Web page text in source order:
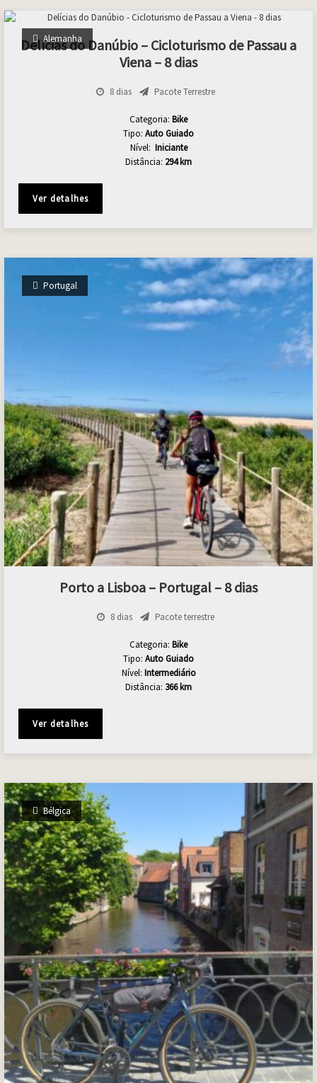
Alemanha
Delícias do Danúbio – Cicloturismo de Passau a
Viena – 8 dias
8 dias Pacote Terrestre
Categoria: Bike
Tipo: Auto Guiado
Nível: Iniciante
Distância: 294 km
Ver detalhes
Portugal
Porto a Lisboa – Portugal – 8 dias
8 dias Pacote terrestre
Categoria: Bike
Tipo: Auto Guiado
Nível: Intermediário
Distância: 366 km
Ver detalhes
Bélgica